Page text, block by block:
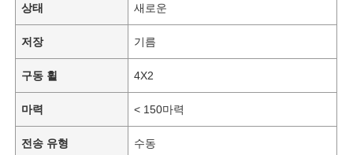
상태 새로운
저장 기름
구동 휠 4X2
마력 < 150마력
전송 유형 수동